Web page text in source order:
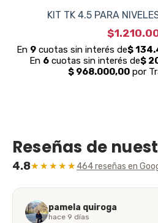
KIT TK 4.5 PARA
Reseñas de
4.8★★★★★ 464 reseñas en
pamela quiroga
hace 9 días